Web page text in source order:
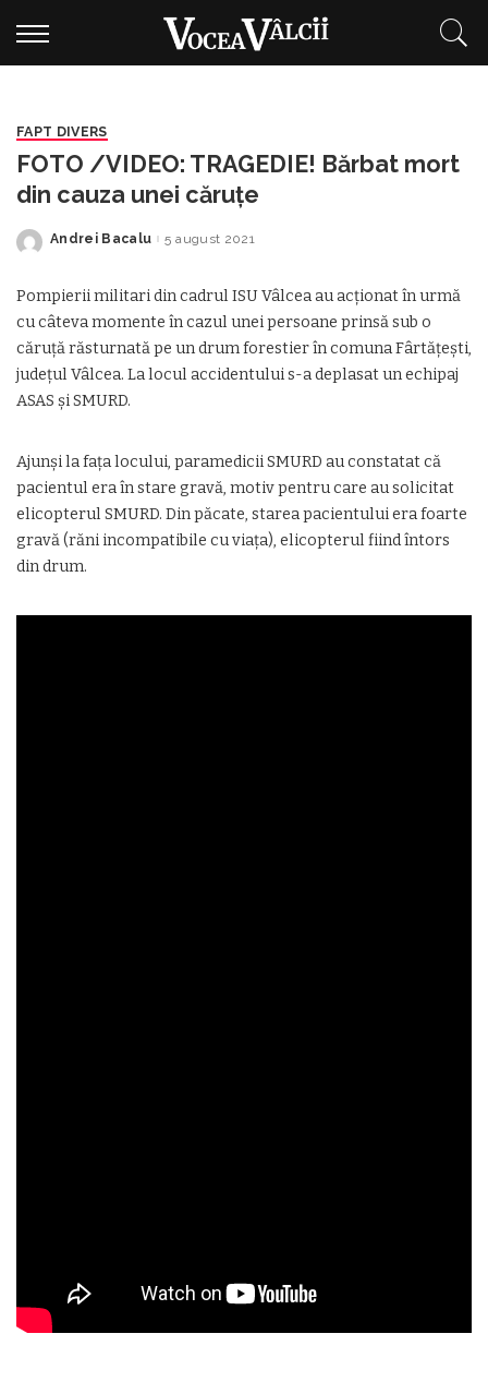
FAPT DIVERS
FOTO /VIDEO: TRAGEDIE! Bărbat mort
din cauza unei căruțe
Posted
Andrei Bacalu 5 august 2021
Pompierii militari din cadrul ISU Vâlcea au acționat în urmă
cu câteva momente în cazul unei persoane prinsă sub o
căruță răsturnată pe un drum forestier în comuna Fârtățești,
județul Vâlcea. La locul accidentului s-a deplasat un echipaj
ASAS și SMURD.
Ajunși la fața locului, paramedicii SMURD au constatat că
pacientul era în stare gravă, motiv pentru care au solicitat
elicopterul SMURD. Din păcate, starea pacientului era foarte
gravă (răni incompatibile cu viața), elicopterul fiind întors
din drum.